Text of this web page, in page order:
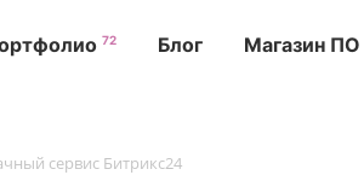
72 Блог Магазин ПО
сервис Битрикс24